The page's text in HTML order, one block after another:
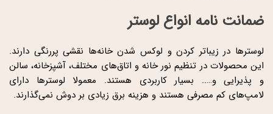
ضمانت نامه انواع لوستر
لوسترها در زیباتر کردن و لوکس شدن خانه‌ها نقشی پررنگی دارند.
این محصولات در تنظیم نور خانه و اتاق‌های مختلف، آشپزخانه، سالن
و پذیرایی و….. بسیار کاربردی هستند. معمولا لوسترها دارای
لامپ‌های کم مصرفی هستند و هزینه برق زیادی بر دوش نمی‌گذارند.